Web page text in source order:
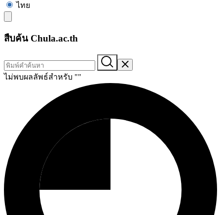
ไทย
สืบค้น Chula.ac.th
ไม่พบผลลัพธ์สำหรับ ""